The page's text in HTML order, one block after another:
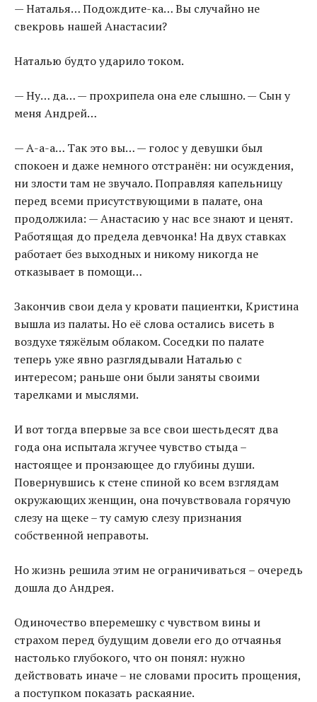
— Наталья… Подождите-ка… Вы случайно не
свекровь нашей Анастасии?
Наталью будто ударило током.
— Ну… да… — прохрипела она еле слышно. — Сын у
меня Андрей…
— А-а-а… Так это вы… — голос у девушки был
спокоен и даже немного отстранён: ни осуждения,
ни злости там не звучало. Поправляя капельницу
перед всеми присутствующими в палате, она
продолжила: — Анастасию у нас все знают и ценят.
Работящая до предела девчонка! На двух ставках
работает без выходных и никому никогда не
отказывает в помощи…
Закончив свои дела у кровати пациентки, Кристина
вышла из палаты. Но её слова остались висеть в
воздухе тяжёлым облаком. Соседки по палате
теперь уже явно разглядывали Наталью с
интересом; раньше они были заняты своими
тарелками и мыслями.
И вот тогда впервые за все свои шестьдесят два
года она испытала жгучее чувство стыда –
настоящее и пронзающее до глубины души.
Повернувшись к стене спиной ко всем взглядам
окружающих женщин, она почувствовала горячую
слезу на щеке – ту самую слезу признания
собственной неправоты.
Но жизнь решила этим не ограничиваться – очередь
дошла до Андрея.
Одиночество вперемешку с чувством вины и
страхом перед будущим довели его до отчаянья
настолько глубокого, что он понял: нужно
действовать иначе – не словами просить прощения,
а поступком показать раскаяние.